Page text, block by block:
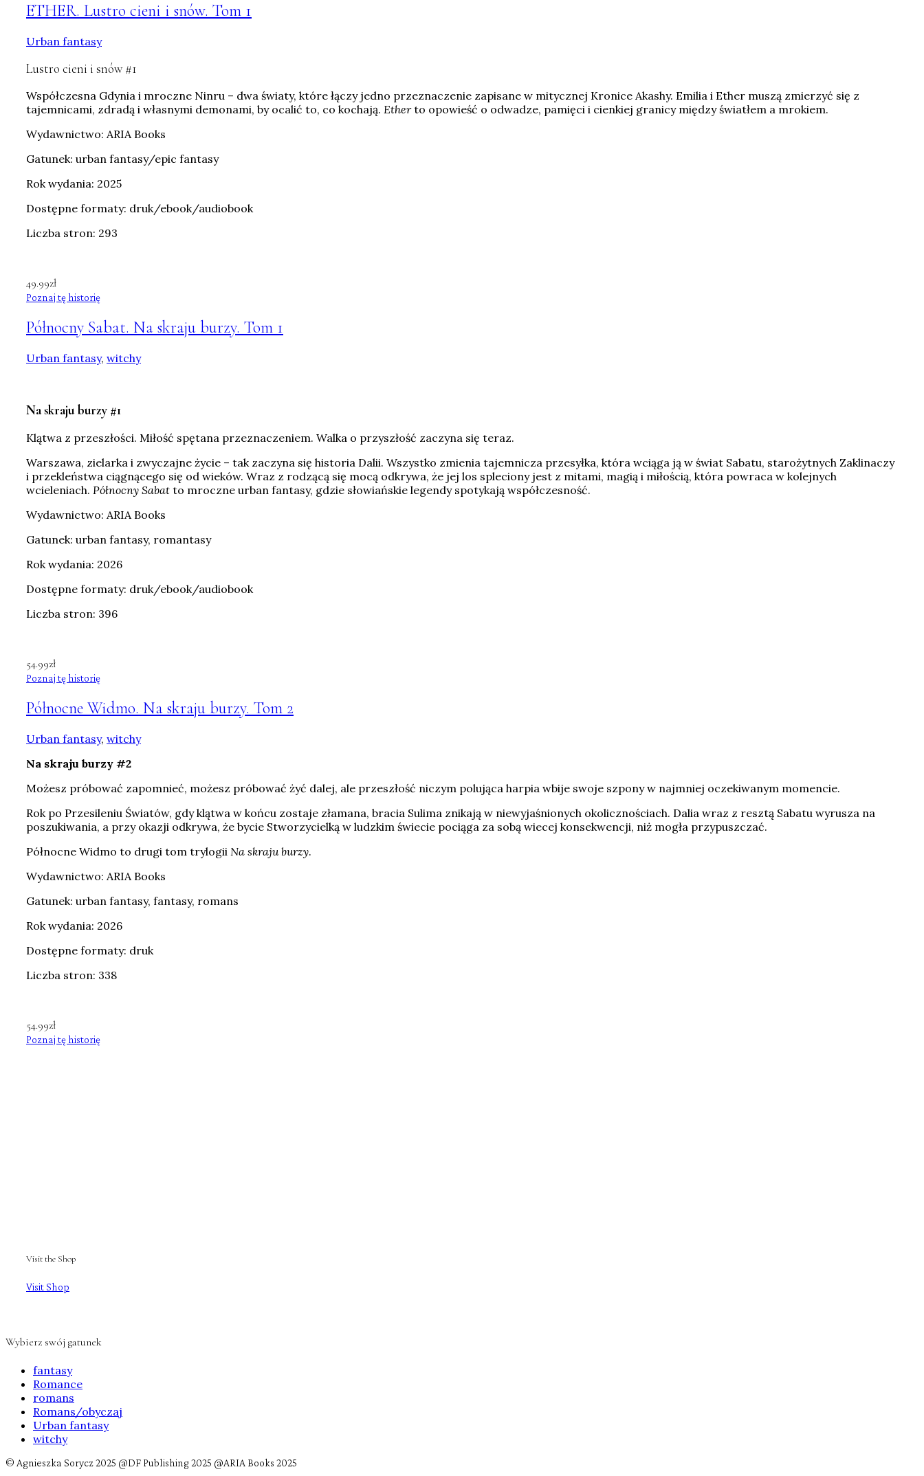
ETHER. Lustro cieni i snów. Tom 1
Urban fantasy
Lustro cieni i snów #1
Współczesna Gdynia i mroczne Ninru – dwa światy, które łączy jedno przeznaczenie zapisane w mitycznej Kronice Akashy. Emilia i Ether muszą zmierzyć się z
tajemnicami, zdradą i własnymi demonami, by ocalić to, co kochają. Etherto opowieść o odwadze, pamięci i cienkiej granicy między światłem a mrokiem.
Wydawnictwo: ARIA Books
Gatunek: urban fantasy/epic fantasy
Rok wydania: 2025
Dostępne formaty: druk/ebook/audiobook
Liczba stron: 293
49.99zł
Poznaj tę historię
Północny Sabat. Na skraju burzy. Tom 1
Urban fantasy, witchy
Na skraju burzy #1
Klątwa z przeszłości. Miłość spętana przeznaczeniem. Walka o przyszłość zaczyna się teraz.
Warszawa, zielarka i zwyczajne życie – tak zaczyna się historia Dalii. Wszystko zmienia tajemnicza przesyłka, która wciąga ją w świat Sabatu, starożytnych Zaklinaczy
i przekleństwa ciągnącego się od wieków. Wraz z rodzącą się mocą odkrywa, że jej los spleciony jest z mitami, magią i miłością, która powraca w kolejnych
wcieleniach. Północny Sabat to mroczne urban fantasy, gdzie słowiańskie legendy spotykają współczesność.
Wydawnictwo: ARIA Books
Gatunek: urban fantasy, romantasy
Rok wydania: 2026
Dostępne formaty: druk/ebook/audiobook
Liczba stron: 396
54.99zł
Poznaj tę historię
Północne Widmo. Na skraju burzy. Tom 2
Urban fantasy, witchy
Na skraju burzy #2
Możesz próbować zapomnieć, możesz próbować żyć dalej, ale przeszłość niczym polująca harpia wbije swoje szpony w najmniej oczekiwanym momencie.
Rok po Przesileniu Światów, gdy klątwa w końcu zostaje złamana, bracia Sulima znikają w niewyjaśnionych okolicznościach. Dalia wraz z resztą Sabatu wyrusza na
poszukiwania, a przy okazji odkrywa, że bycie Stworzycielką w ludzkim świecie pociąga za sobą wiecej konsekwencji, niż mogła przypuszczać.
Północne Widmo to drugi tom trylogii Na skraju burzy.
Wydawnictwo: ARIA Books
Gatunek: urban fantasy, fantasy, romans
Rok wydania: 2026
Dostępne formaty: druk
Liczba stron: 338
54.99zł
Poznaj tę historię
Visit the Shop
Visit Shop
Wybierz swój gatunek
fantasy
Romance
romans
Romans/obyczaj
Urban fantasy
witchy
© Agnieszka Sorycz 2025 @DF Publishing 2025 @ARIA Books 2025